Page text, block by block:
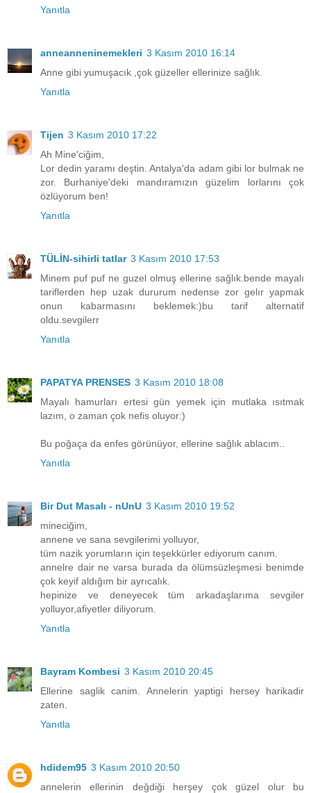
Yanıtla
anneanneninemekleri 3 Kasım 2010 16:14
Anne gibi yumuşacık ,çok güzeller ellerinize sağlık.
Yanıtla
Tijen 3 Kasım 2010 17:22
Ah Mine'ciğim,
Lor dedin yaramı deştin. Antalya'da adam gibi lor bulmak ne
zor. Burhaniye'deki mandıramızın güzelim lorlarını çok
özlüyorum ben!
Yanıtla
TÜLİN-sihirli tatlar 3 Kasım 2010 17:53
Minem puf puf ne guzel olmuş ellerine sağlık.bende mayalı
tariflerden hep uzak dururum nedense zor gelır yapmak
onun kabarmasını beklemek:)bu tarif alternatif
oldu.sevgilerr
Yanıtla
PAPATYA PRENSES 3 Kasım 2010 18:08
Mayalı hamurları ertesi gün yemek için mutlaka ısıtmak
lazım, o zaman çok nefis oluyor:)
Bu poğaça da enfes görünüyor, ellerine sağlık ablacım..
Yanıtla
Bir Dut Masalı - nUnU 3 Kasım 2010 19:52
mineciğim,
annene ve sana sevgilerimi yolluyor,
tüm nazik yorumların için teşekkürler ediyorum canım.
annelre dair ne varsa burada da ölümsüzleşmesi benimde
çok keyif aldığım bir ayrıcalık.
hepinize ve deneyecek tüm arkadaşlarıma sevgiler
yolluyor,afiyetler diliyorum.
Yanıtla
Bayram Kombesi 3 Kasım 2010 20:45
Ellerine saglik canim. Annelerin yaptigi hersey harikadir
zaten.
Yanıtla
hdidem95 3 Kasım 2010 20:50
annelerin ellerinin değdiği herşey çok güzel olur bu